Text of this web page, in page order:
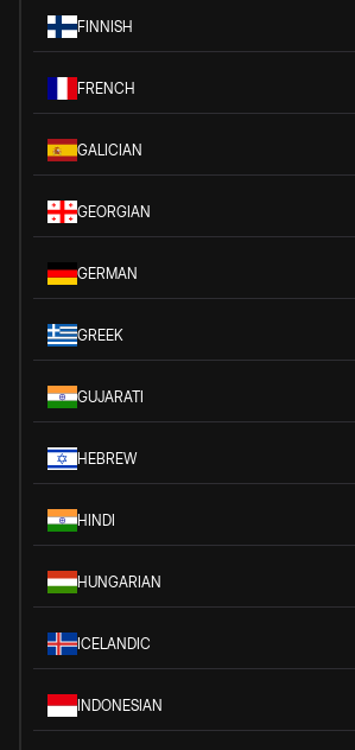
FINNISH
FRENCH
GALICIAN
GEORGIAN
GERMAN
GREEK
GUJARATI
HEBREW
HINDI
HUNGARIAN
ICELANDIC
INDONESIAN